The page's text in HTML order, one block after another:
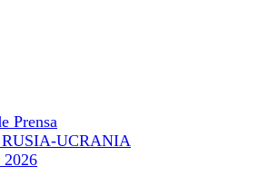
Prensa
UCRANIA